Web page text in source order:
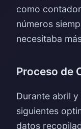
como
números
necesitaba
Proceso de
Durante abril
siguientes
datos